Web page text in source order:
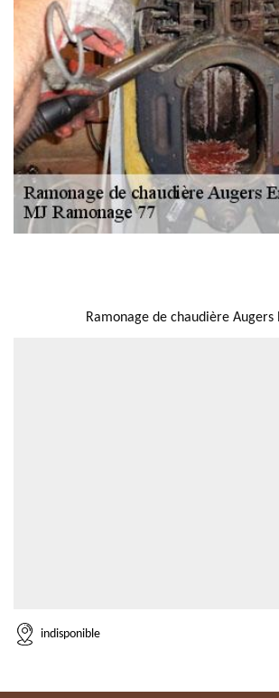
Ramonage de chaudière Augers
indisponible